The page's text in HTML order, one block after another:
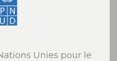
Unies pour le